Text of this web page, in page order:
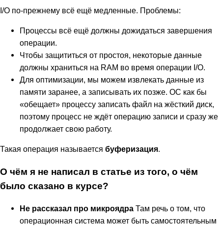
I/O по-прежнему всё ещё медленные. Проблемы:
Процессы всё ещё должны дожидаться завершения
операции.
Чтобы защититься от простоя, некоторые данные
должны храниться на RAM во время операции I/O.
Для оптимизации, мы можем извлекать данные из
памяти заранее, а записывать их позже. ОС как бы
«обещает» процессу записать файл на жёсткий диск,
поэтому процесс не ждёт операцию записи и сразу же
продолжает свою работу.
Такая операция называется буферизация.
О чём я не написал в статье из того, о чём
было сказано в курсе?
Не рассказал про микроядра Там речь о том, что
операционная система может быть самостоятельным